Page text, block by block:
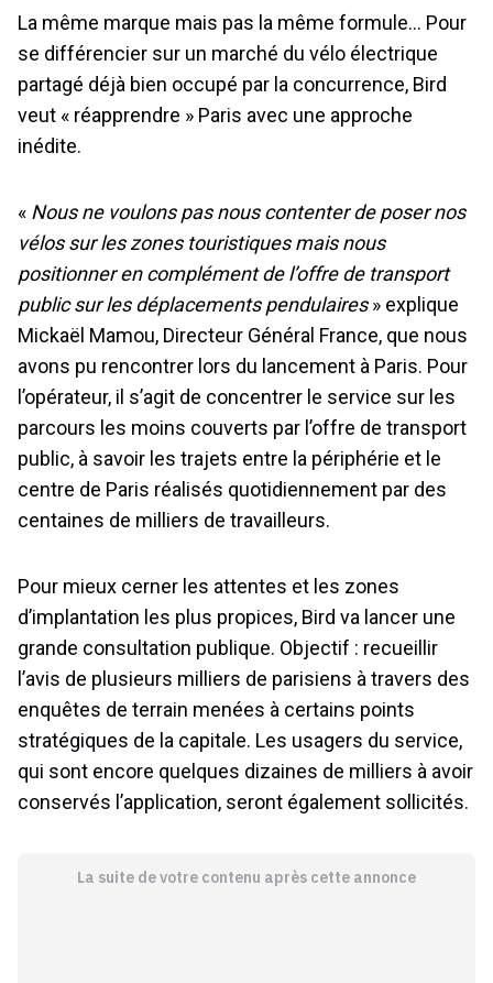
La même marque mais pas la même formule… Pour
se différencier sur un marché du vélo électrique
partagé déjà bien occupé par la concurrence, Bird
veut « réapprendre » Paris avec une approche
inédite.
« Nous ne voulons pas nous contenter de poser nos
vélos sur les zones touristiques mais nous
positionner en complément de l’offre de transport
public sur les déplacements pendulaires» explique
Mickaël Mamou, Directeur Général France, que nous
avons pu rencontrer lors du lancement à Paris. Pour
l’opérateur, il s’agit de concentrer le service sur les
parcours les moins couverts par l’offre de transport
public, à savoir les trajets entre la périphérie et le
centre de Paris réalisés quotidiennement par des
centaines de milliers de travailleurs.
Pour mieux cerner les attentes et les zones
d’implantation les plus propices, Bird va lancer une
grande consultation publique. Objectif : recueillir
l’avis de plusieurs milliers de parisiens à travers des
enquêtes de terrain menées à certains points
stratégiques de la capitale. Les usagers du service,
qui sont encore quelques dizaines de milliers à avoir
conservés l’application, seront également sollicités.
La suite de votre contenu après cette annonce